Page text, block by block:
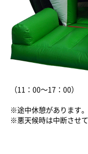
（11：00～17：00）
※途中休憩があります。
※悪天候時は中断させ